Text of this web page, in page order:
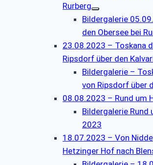
Rurberg
Bildergalerie
den Obersee bei
23.08.2023 – Toskana
Ripsdorf über den
Bildergalerie –
von Ripsdorf über
08.08.2023 – Rund um
Bildergalerie Rund
2023
18.07.2023 – Von
Hetzinger Hof nach